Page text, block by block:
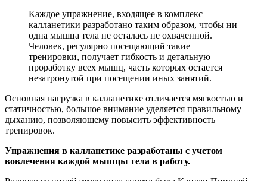
Каждое упражнение, входящее в комплекс
калланетики разработано таким образом, чтобы ни
одна мышца тела не осталась не охваченной.
Человек, регулярно посещающий такие
тренировки, получает гибкость и детальную
проработку всех мышц, часть которых остается
незатронутой при посещении иных занятий.
Основная нагрузка в калланетике отличается мягкостью и
статичностью, большое внимание уделяется правильному
дыханию, позволяющему повысить эффективность
тренировок.
Упражнения в калланетике разработаны с учетом
вовлечения каждой мышцы тела в работу.